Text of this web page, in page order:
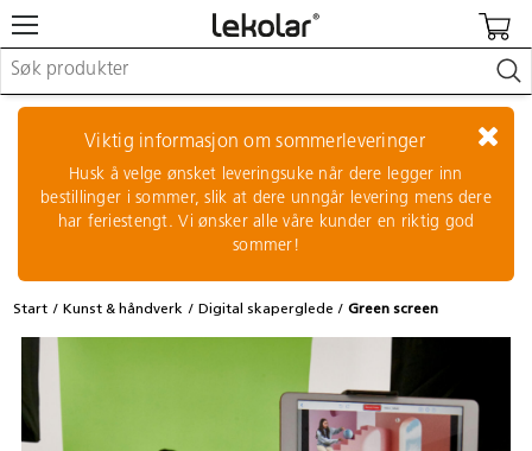
Lekeplassutstyr & utemiljø
Kunst & håndverk
Leker & sykler
Pedagogisk materiell
Barnevogner & småbarnsutstyr
Kontakt oss
Kampanjer/kataloger
Viktig informasjon om sommerleveringer
Husk å velge ønsket leveringsuke når dere legger inn
bestillinger i sommer, slik at dere unngår levering mens dere
har feriestengt. Vi ønsker alle våre kunder en riktig god
sommer!
Start Kunst & håndverk Digital skaperglede Green screen